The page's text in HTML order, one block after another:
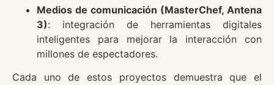
Medios de comunicación (MasterChef, Antena
3): integración de herramientas digitales
inteligentes para mejorar la interacción con
millones de espectadores.
Cada uno de estos proyectos demuestra que el